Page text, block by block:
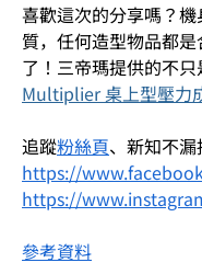
喜歡這次的分享嗎？
質，任何造型物品都
了！三帝瑪提供的不
Multiplier 桌上型壓力
追蹤粉絲頁、新知不漏
https://
https://
參考資料